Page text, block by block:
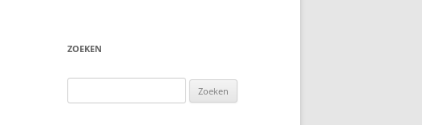
ZOEKEN
naar: